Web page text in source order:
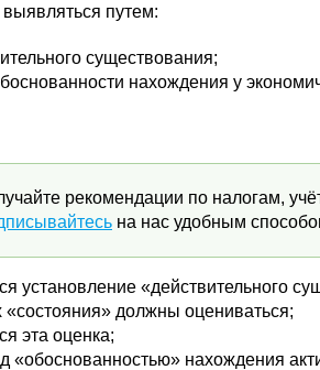
путем:
существования;
нахождения у
рекомендации по налогам,
на нас удобным
установление «действительного
«состояния» должны оцениваться;
эта оценка;
«обоснованностью» нахождения